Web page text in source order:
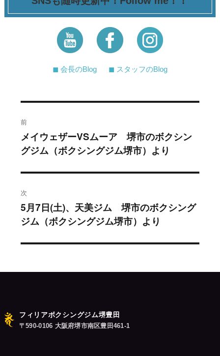
◼︎ 会長のBlog ◼︎ スタッフのBlog
稿
ナ
ビ
ゲ
ー
前
過
去
稿:
メイウェザーVSムーア 堺市のボクシン
グジム（ボクシングジム堺市）より
次
次
の
5月7日(土)、天美ジム 堺市のボクシング
ジム（ボクシングジム堺市）より
フィリアボクシングジム堺豊田
〒590-0106 大阪府堺市南区豊田461-1